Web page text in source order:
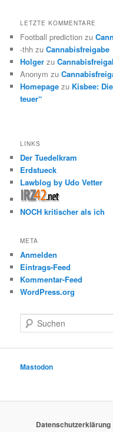
LETZTE KOMMENTARE
Football prediction zu
-thh zuCannabisfreigabe
Holger zu
Anonym zu
Homepage zu Kisbee:
teuer“
LINKS
Der Tuedelkram
Erdstueck
Lawblog by Udo Vetter
NOCH kritischer als ich
META
Anmelden
Eintrags-Feed
Kommentar-Feed
WordPress.org
u
e
Mastodon
Datenschutzerklärung